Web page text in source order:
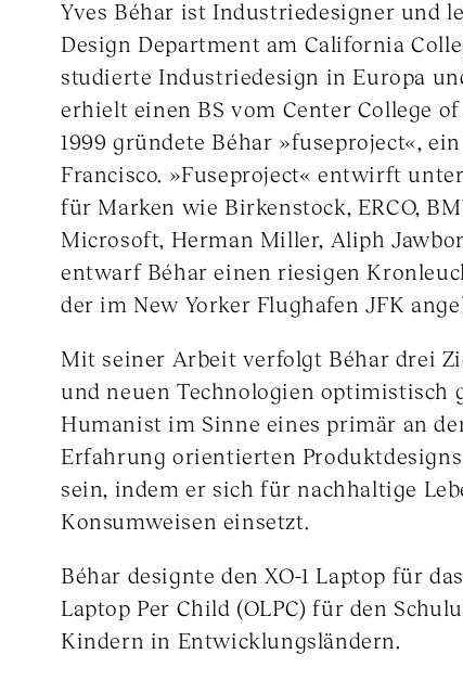
Yves Béhar ist Industriedesigner und
Design Department am California
studierte Industriedesign in Europa
erhielt einen BS vom Center College
1999 gründete Béhar »fuseproject«,
Francisco. »Fuseproject« entwirft
für Marken wie Birkenstock, ERCO,
Microsoft, Herman Miller, Aliph
entwarf Béhar einen riesigen
der im New Yorker Flughafen JFK
Mit seiner Arbeit verfolgt Béhar drei
und neuen Technologien optimistisch
Humanist im Sinne eines primär an
Erfahrung orientierten
sein, indem er sich für nachhaltige
Konsumweisen einsetzt.
Béhar designte den XO-1 Laptop für
Laptop Per Child (OLPC) für den
Kindern in Entwicklungsländern.